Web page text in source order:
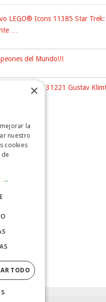
LEGO® Icons 11385 Star Trek:
…
del Mundo!!!
LEGO® Art 31221 Gustav
×
la
nuestro
cookies
→
TODO